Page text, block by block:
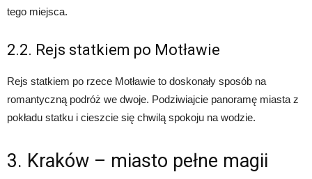
tego miejsca.
2.2. Rejs statkiem po Motławie
Rejs statkiem po rzece Motławie to doskonały sposób na
romantyczną podróż we dwoje. Podziwiajcie panoramę miasta z
pokładu statku i cieszcie się chwilą spokoju na wodzie.
3. Kraków – miasto pełne magii